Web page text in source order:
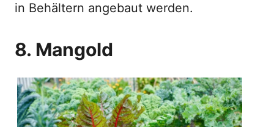
in Behältern angebaut werden.
8. Mangold